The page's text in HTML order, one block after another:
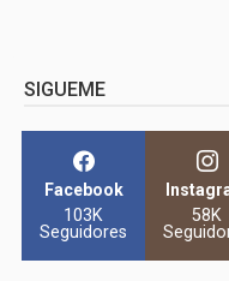
SIGUEME
Facebook
103K
Seguidores
58K